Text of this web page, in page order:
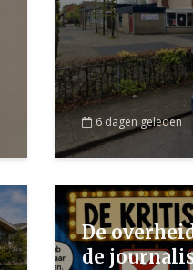
6 dagen geleden
De
de